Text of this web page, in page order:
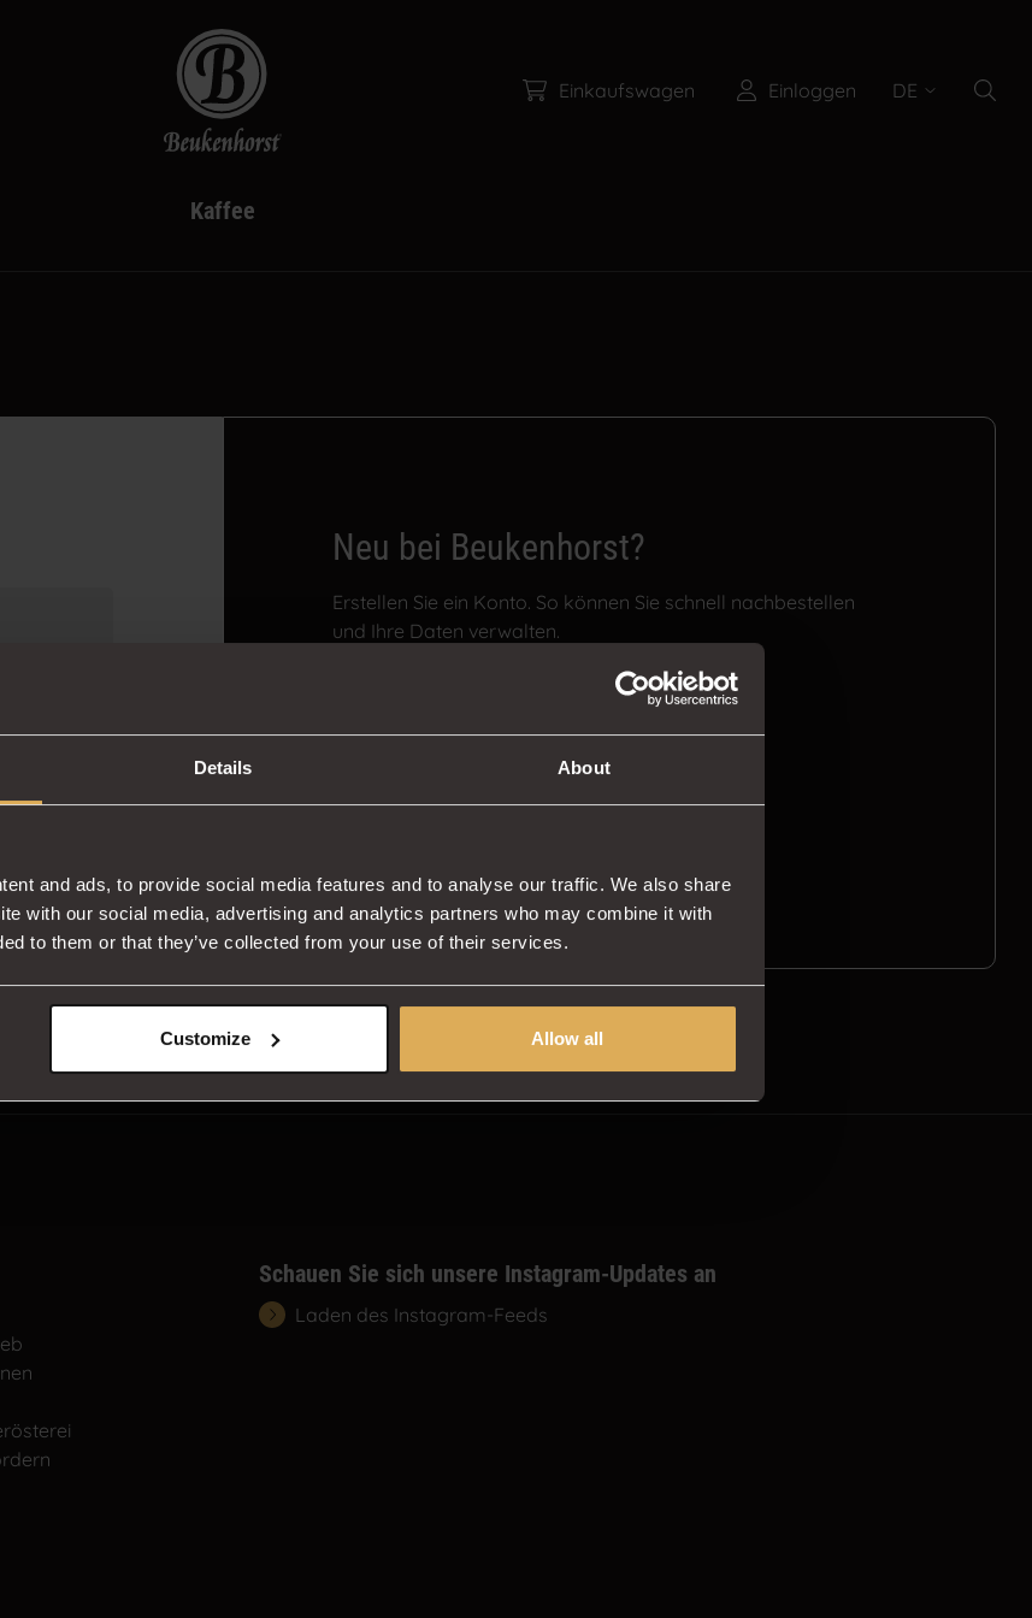
Details About
and ads, to provide social media features and to analyse our traffic. We also share
with our social media, advertising and analytics partners who may combine it with
to them or that they’ve collected from your use of their services.
Customize Allow all
Einkaufswagen Einloggen DE
Kaffee
Neu bei Beukenhorst?
Erstellen Sie ein Konto. So können Sie schnell nachbestellen
und Ihre Daten verwalten.
Schauen Sie sich unsere Instagram-Updates an
Laden des Instagram-Feeds